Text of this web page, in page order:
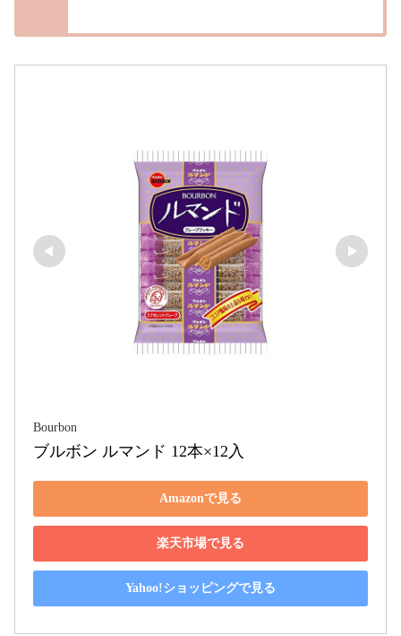
Bourbon
ブルボン ルマンド 12本×12入
Amazonで見る
楽天市場で見る
Yahoo!ショッピングで見る